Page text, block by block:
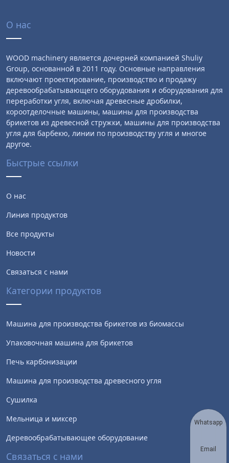
О нас
WOOD machinery является дочерней компанией Shuliy
Group, основанной в 2011 году. Основные направления
включают проектирование, производство и продажу
деревообрабатывающего оборудования и оборудования для
переработки угля, включая древесные дробилки,
короотделочные машины, машины для производства
брикетов из древесной стружки, машины для производства
угля для барбекю, линии по производству угля и многое
другое.
Быстрые ссылки
О нас
Линия продуктов
Все продукты
Новости
Связаться с нами
Категории продуктов
Машина для производства брикетов из биомассы
Упаковочная машина для брикетов
Печь карбонизации
Машина для производства древесного угля
Сушилка
Мельница и миксер
Деревообрабатывающее оборудование
Связаться с нами
Whatsapp
Email